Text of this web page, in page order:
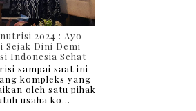
2024 : Ayo
Sejak Dini Demi
Indonesia Sehat
sampai saat ini
kompleks yang
oleh satu pihak
usaha ko...